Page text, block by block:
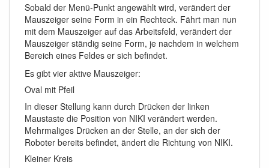
Sobald der Menü-Punkt angewählt wird, verändert der
Mauszeiger seine Form in ein Rechteck. Fährt man nun
mit dem Mauszeiger auf das Arbeitsfeld, verändert der
Mauszeiger ständig seine Form, je nachdem in welchem
Bereich eines Feldes er sich befindet.
Es gibt vier aktive Mauszeiger:
Oval mit Pfeil
In dieser Stellung kann durch Drücken der linken
Maustaste die Position von NIKI verändert werden.
Mehrmaliges Drücken an der Stelle, an der sich der
Roboter bereits befindet, ändert die Richtung von NIKI.
Kleiner Kreis